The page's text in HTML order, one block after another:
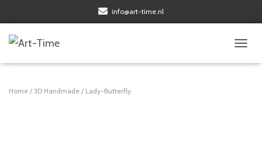
info@art-time.nl
Home / 3D Handmade / Lady-Butterfly